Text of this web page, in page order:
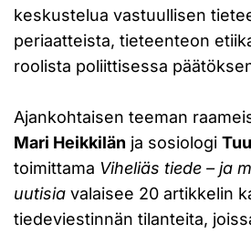
keskustelua vastuullisen
periaatteista, tieteenteon
roolista poliittisessa
Ajankohtaisen teeman
Mari Heikkilän ja sosiologi
toimittama Viheliäs tiede – ja
uutisia valaisee 20 artikkelin
tiedeviestinnän tilanteita,